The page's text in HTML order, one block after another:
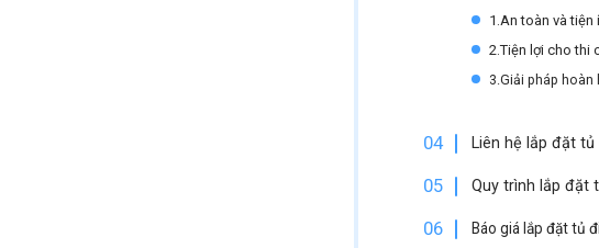
1.An toàn và tiện
2.Tiện lợi cho thi
3.Giải pháp hoàn
Liên hệ lắp đặt
Quy trình lắp đặt
Báo giá lắp đặt tủ